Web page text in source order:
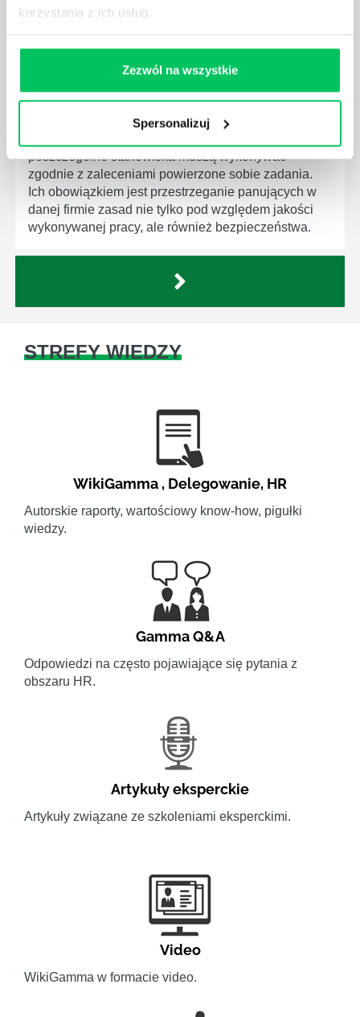
korzystania z ich usług.
Zezwól na wszystkie
Spersonalizuj
CZYM ZAJMUJE SIĘ AUDYTOR WEWNĘTRZNY
poszczególne stanowiska muszą wykonywać
zgodnie z zaleceniami powierzone sobie zadania.
Ich obowiązkiem jest przestrzeganie panujących w
danej firmie zasad nie tylko pod względem jakości
wykonywanej pracy, ale również bezpieczeństwa.
STREFY WIEDZY
WikiGamma , Delegowanie, HR
Autorskie raporty, wartościowy know-how, pigułki
wiedzy.
Gamma Q&A
Odpowiedzi na często pojawiające się pytania z
obszaru HR.
Artykuły eksperckie
Artykuły związane ze szkoleniami eksperckimi.
Video
WikiGamma w formacie video.